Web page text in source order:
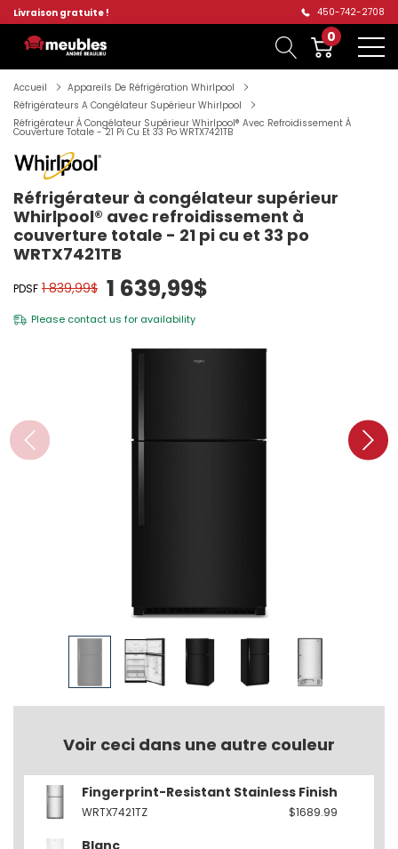
Livraison gratuite ! 450-742-2708
0
Accueil
Appareils De Réfrigération Whirlpool
Réfrigérateurs A Congélateur Supérieur Whirlpool
Réfrigérateur À Congélateur Supérieur Whirlpool® Avec Refroidissement À
Couverture Totale - 21 Pi Cu Et 33 Po WRTX7421TB
Réfrigérateur à congélateur supérieur
Whirlpool® avec refroidissement à
couverture totale - 21 pi cu et 33 po
WRTX7421TB
PDSF 1 839,99$ 1 639,99$
Please contact us for availability
Voir ceci dans une autre couleur
Fingerprint-Resistant Stainless Finish
WRTX7421TZ $1689.99